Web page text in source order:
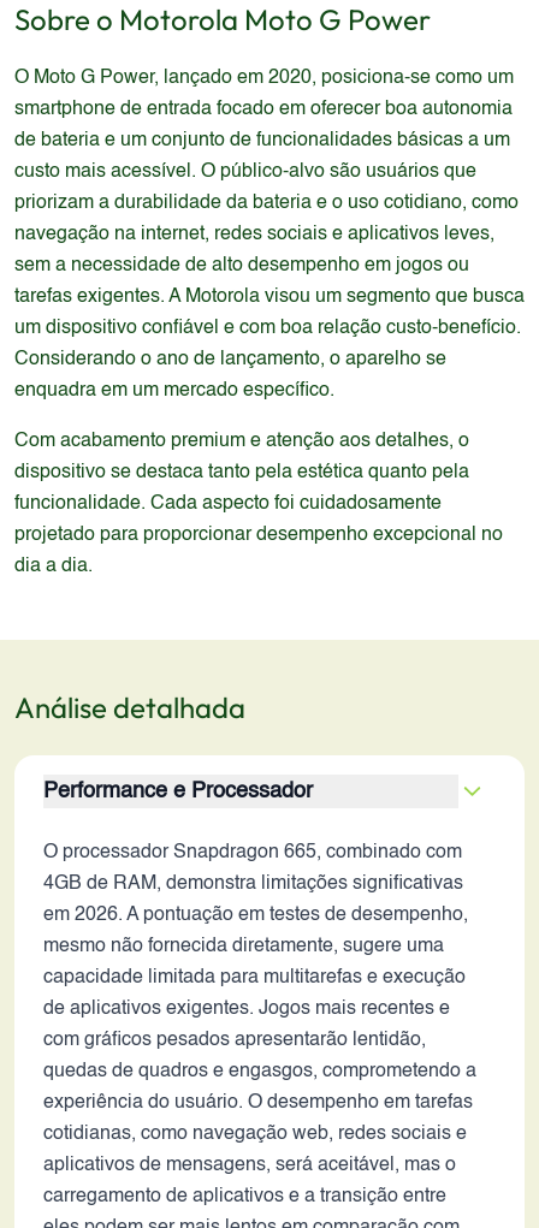
Sobre o Motorola Moto G Power
O Moto G Power, lançado em 2020, posiciona-se como um
smartphone de entrada focado em oferecer boa autonomia
de bateria e um conjunto de funcionalidades básicas a um
custo mais acessível. O público-alvo são usuários que
priorizam a durabilidade da bateria e o uso cotidiano, como
navegação na internet, redes sociais e aplicativos leves,
sem a necessidade de alto desempenho em jogos ou
tarefas exigentes. A Motorola visou um segmento que busca
um dispositivo confiável e com boa relação custo-benefício.
Considerando o ano de lançamento, o aparelho se
enquadra em um mercado específico.
Com acabamento premium e atenção aos detalhes, o
dispositivo se destaca tanto pela estética quanto pela
funcionalidade. Cada aspecto foi cuidadosamente
projetado para proporcionar desempenho excepcional no
dia a dia.
Análise detalhada
Performance e Processador
O processador Snapdragon 665, combinado com
4GB de RAM, demonstra limitações significativas
em 2026. A pontuação em testes de desempenho,
mesmo não fornecida diretamente, sugere uma
capacidade limitada para multitarefas e execução
de aplicativos exigentes. Jogos mais recentes e
com gráficos pesados apresentarão lentidão,
quedas de quadros e engasgos, comprometendo a
experiência do usuário. O desempenho em tarefas
cotidianas, como navegação web, redes sociais e
aplicativos de mensagens, será aceitável, mas o
carregamento de aplicativos e a transição entre